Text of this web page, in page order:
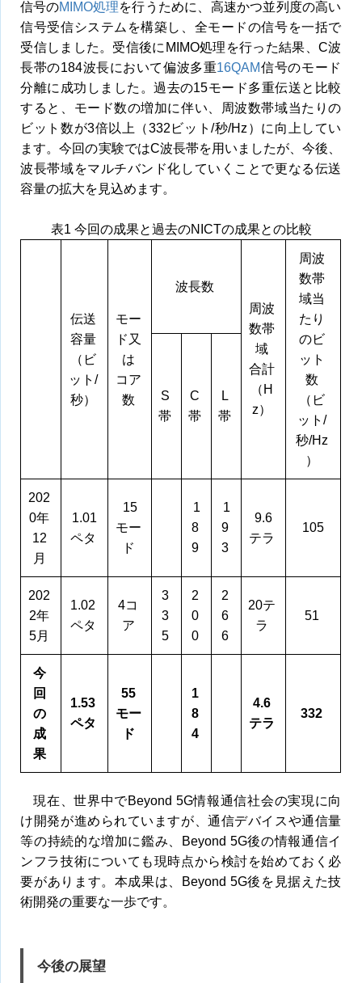
信号のMIMO処理を行うために、高速かつ並列度の高い
信号受信システムを構築し、全モードの信号を一括で
受信しました。受信後にMIMO処理を行った結果、C波
長帯の184波長において偏波多重16QAM信号のモード
分離に成功しました。過去の15モード多重伝送と比較
すると、モード数の増加に伴い、周波数帯域当たりの
ビット数が3倍以上（332ビット/秒/Hz）に向上してい
ます。今回の実験ではC波長帯を用いましたが、今後、
波長帯域をマルチバンド化していくことで更なる伝送
容量の拡大を見込めます。
表1 今回の成果と過去のNICTの成果との比較
伝送
容量
（ビ
ット/
秒）
モー
ド又
は
コア
数
波長数
周波
数帯
域
合計
（H
z）
周波
数帯
域当
たり
のビ
ット
数
（ビ
ット/
秒/Hz
）
S
帯
C
帯
L
帯
202
0年
12
月
1.01
ペタ
15
モー
ド
1
8
9
1
9
3
9.6
テラ
105
202
2年
5月
1.02
ペタ
4コ
ア
3
3
5
2
0
0
2
6
6
20テ
ラ
51
今
回
の
成
果
1.53
ペタ
55
モー
ド
1
8
4
4.6
テラ
332
現在、世界中でBeyond 5G情報通信社会の実現に向
け開発が進められていますが、通信デバイスや通信量
等の持続的な増加に鑑み、Beyond 5G後の情報通信イ
ンフラ技術についても現時点から検討を始めておく必
要があります。本成果は、Beyond 5G後を見据えた技
術開発の重要な一歩です。
今後の展望